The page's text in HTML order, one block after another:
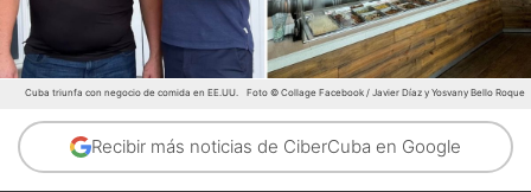
Cuba triunfa con negocio de comida en EE.UU. Foto © Collage Facebook / Javier Díaz y Yosvany Bello Roque
Recibir más noticias de CiberCuba en Google